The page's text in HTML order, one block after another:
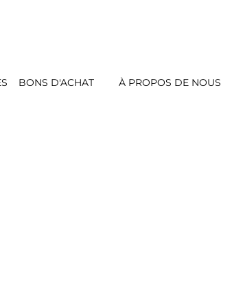
BONS D'ACHAT À PROPOS DE NOUS